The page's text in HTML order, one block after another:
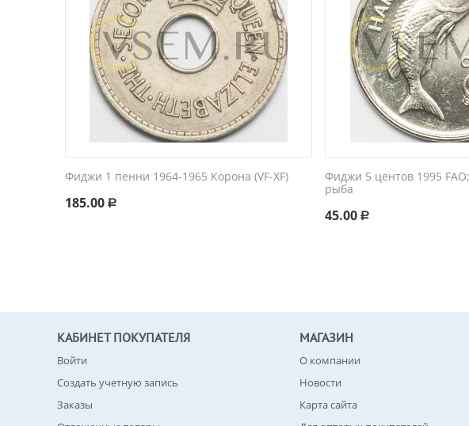
Фиджи 1 пенни 1964-1965 Корона (VF-XF)
185.00 Р
Фиджи 5 центов 1995
рыба
45.00 Р
КАБИНЕТ ПОКУПАТЕЛЯ
Войти
Создать учетную запись
Заказы
МАГАЗИН
О компании
Новости
Карта сайта